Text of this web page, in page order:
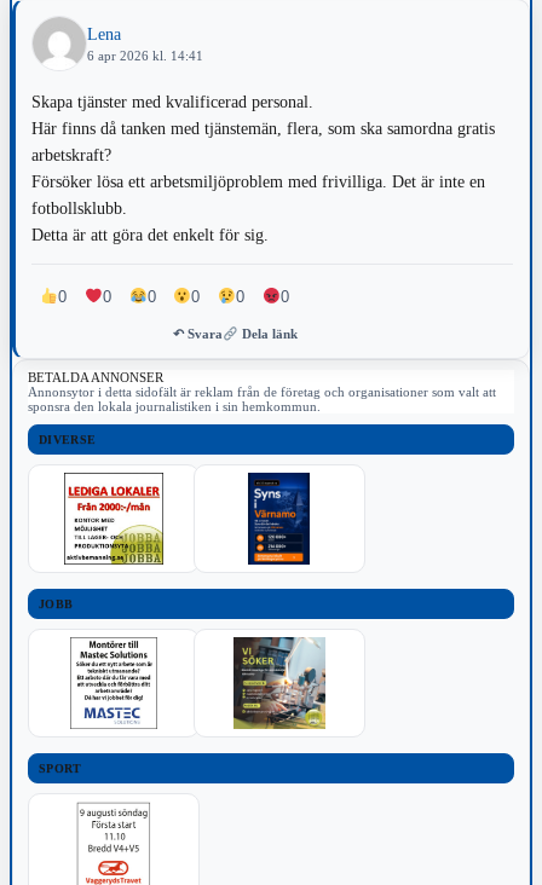
Lena
6 apr 2026 kl. 14:41
Skapa tjänster med kvalificerad personal.
Här finns då tanken med tjänstemän, flera, som ska samordna gratis
arbetskraft?
Försöker lösa ett arbetsmiljöproblem med frivilliga. Det är inte en
fotbollsklubb.
Detta är att göra det enkelt för sig.
0 0 0 0 0 0
↶ Svara Dela länk
BETALDA ANNONSER
Annonsytor i detta sidofält är reklam från de företag och organisationer som valt att
sponsra den lokala journalistiken i sin hemkommun.
DIVERSE
JOBB
SPORT